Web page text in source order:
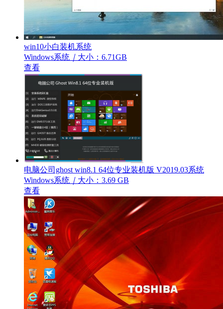
win10小白装机系统
Windows系统 ｜ 大小：6.71GB
查看
电脑公司ghost win8.1 64位专业装机版 V2019.03系统
Windows系统 ｜ 大小：3.69 GB
查看